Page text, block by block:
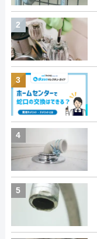
2
3
4
5